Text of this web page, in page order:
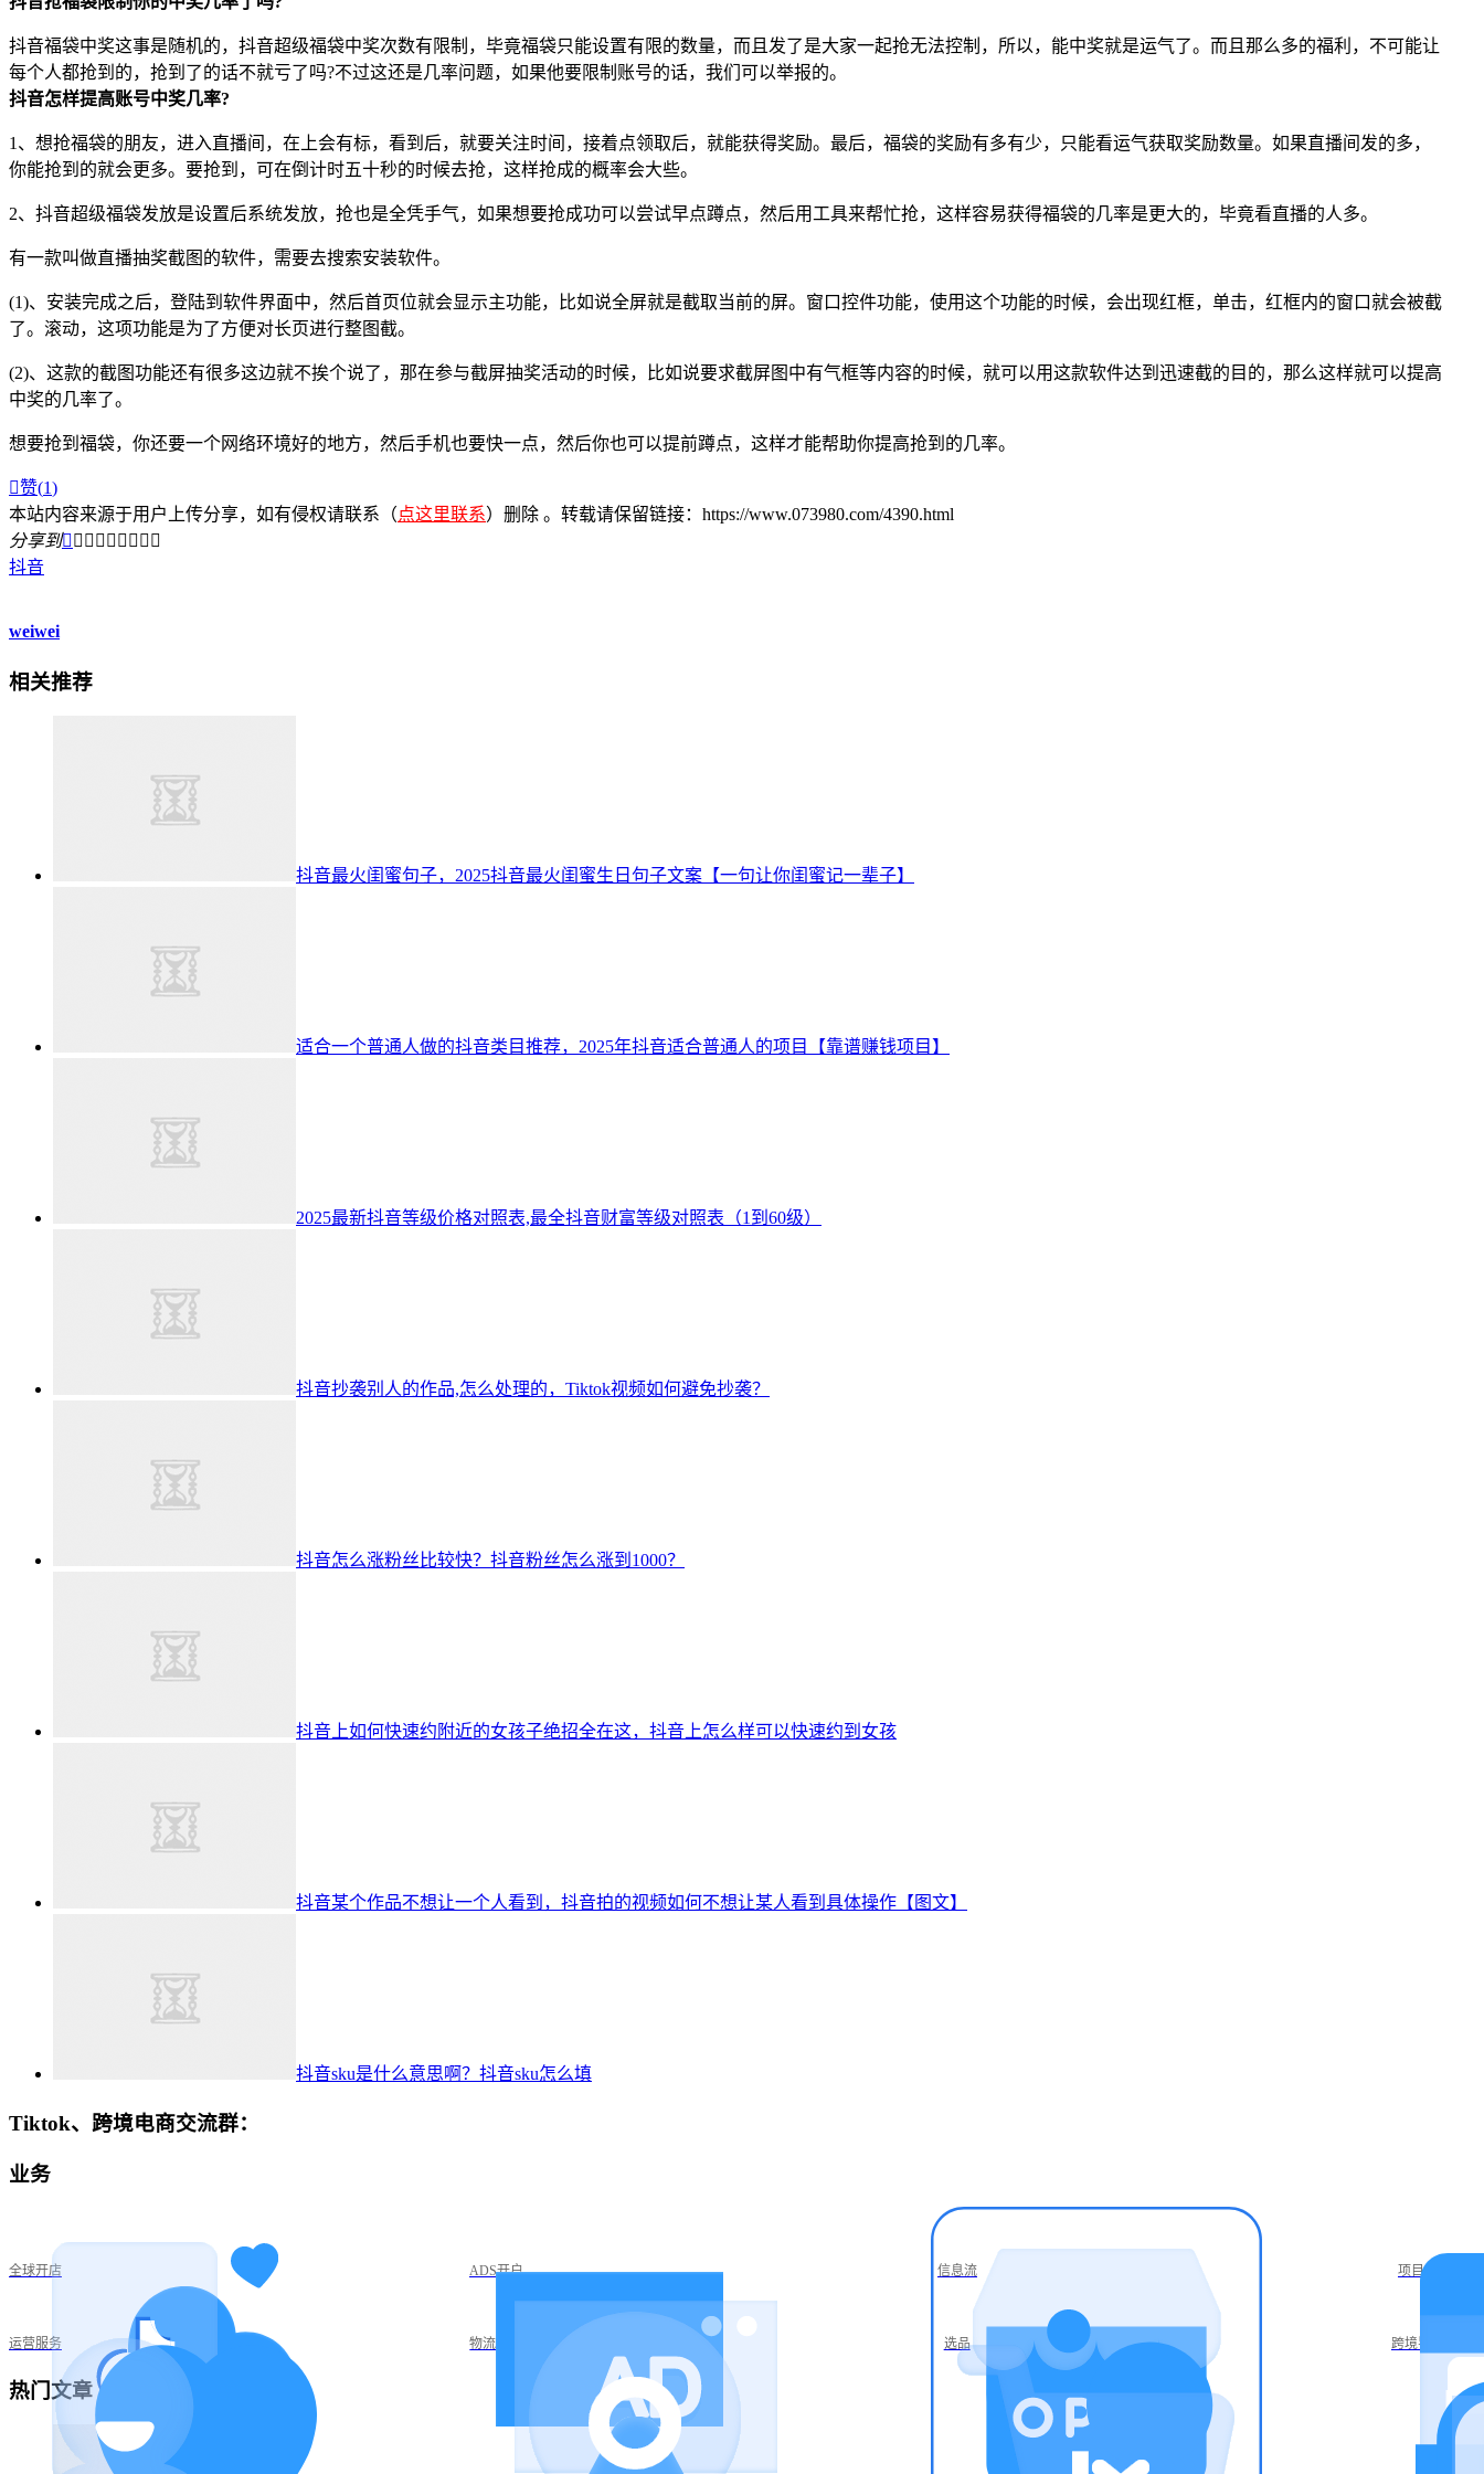
抖音福袋中奖这事是随机的，抖音超级福袋中奖次数有限制，毕竟福袋只能设置有限的数量，而且发了是大家一起抢无法控制，所以，能中奖就是运气了。而且那么多的福利，不可能让
每个人都抢到的，抢到了的话不就亏了吗?不过这还是几率问题，如果他要限制账号的话，我们可以举报的。
抖音怎样提高账号中奖几率?
1、想抢福袋的朋友，进入直播间，在上会有标，看到后，就要关注时间，接着点领取后，就能获得奖励。最后，福袋的奖励有多有少，只能看运气获取奖励数量。如果直播间发的多，
你能抢到的就会更多。要抢到，可在倒计时五十秒的时候去抢，这样抢成的概率会大些。
2、抖音超级福袋发放是设置后系统发放，抢也是全凭手气，如果想要抢成功可以尝试早点蹲点，然后用工具来帮忙抢，这样容易获得福袋的几率是更大的，毕竟看直播的人多。
有一款叫做直播抽奖截图的软件，需要去搜索安装软件。
(1)、安装完成之后，登陆到软件界面中，然后首页位就会显示主功能，比如说全屏就是截取当前的屏。窗口控件功能，使用这个功能的时候，会出现红框，单击，红框内的窗口就会被截
了。滚动，这项功能是为了方便对长页进行整图截。
(2)、这款的截图功能还有很多这边就不挨个说了，那在参与截屏抽奖活动的时候，比如说要求截屏图中有气框等内容的时候，就可以用这款软件达到迅速截的目的，那么这样就可以提高
中奖的几率了。
想要抢到福袋，你还要一个网络环境好的地方，然后手机也要快一点，然后你也可以提前蹲点，这样才能帮助你提高抢到的几率。
赞(1)
本站内容来源于用户上传分享，如有侵权请联系（点这里联系）删除 。转载请保留链接：https://www.073980.com/4390.html
分享到        
抖音
weiwei
相关推荐
抖音最火闺蜜句子，2025抖音最火闺蜜生日句子文案【一句让你闺蜜记一辈子】
适合一个普通人做的抖音类目推荐，2025年抖音适合普通人的项目【靠谱赚钱项目】
2025最新抖音等级价格对照表,最全抖音财富等级对照表（1到60级）
抖音抄袭别人的作品,怎么处理的，Tiktok视频如何避免抄袭？
抖音怎么涨粉丝比较快？抖音粉丝怎么涨到1000？
抖音上如何快速约附近的女孩子绝招全在这，抖音上怎么样可以快速约到女孩
抖音某个作品不想让一个人看到，抖音拍的视频如何不想让某人看到具体操作【图文】
抖音sku是什么意思啊？抖音sku怎么填
Tiktok、跨境电商交流群：
业务
全球开店 ADS开户 信息流 项目库
运营服务 物流仓储 选品 跨境导航
热门文章